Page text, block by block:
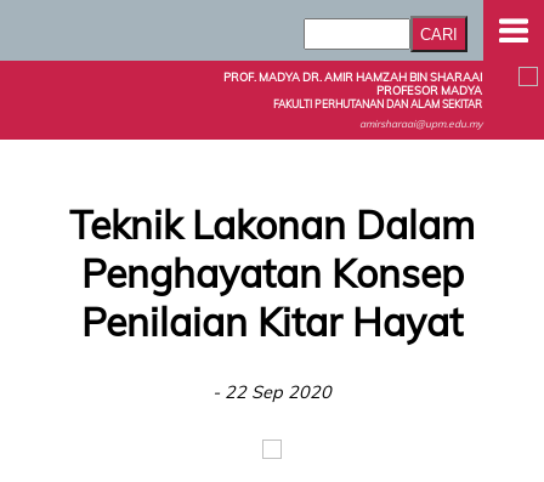
PROF. MADYA DR. AMIR HAMZAH BIN SHARAAI
PROFESOR MADYA
FAKULTI PERHUTANAN DAN ALAM SEKITAR
amirsharaai@upm.edu.my
Teknik Lakonan Dalam
Penghayatan Konsep
Penilaian Kitar Hayat
- 22 Sep 2020